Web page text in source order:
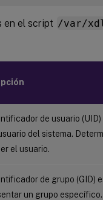
en el script /var/
de usuario
del sistema.
el usuario.
de grupo (GID)
un grupo específico.